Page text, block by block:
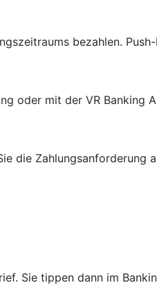
bezahlen.
oder mit der VR Banking
die
Sie tippen dann im